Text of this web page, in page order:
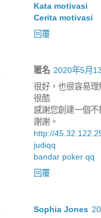
Kata motivasi
Cerita motivasi
回覆
匿名 2020年5月
很好，也很容易
很酷
感謝您創建一個不
謝謝。
http://
judiqq
bandar poker qq
回覆
Sophia Jones